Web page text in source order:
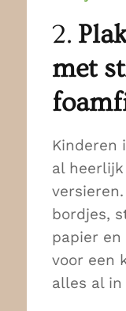
2.
met
Kinderen
al
bordjes,
papier en
voor een
alles al in